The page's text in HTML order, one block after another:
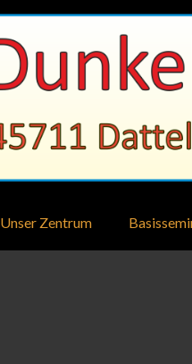
Unser Zentrum